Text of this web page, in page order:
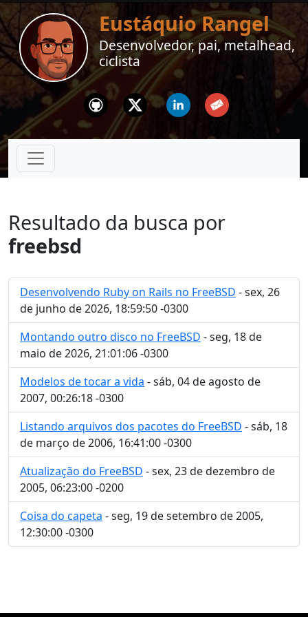
Eustáquio Rangel
Desenvolvedor, pai, metalhead,
ciclista
Github Twitter Linkedin Email
Resultado da busca por
freebsd
Desenvolvendo Ruby on Rails no FreeBSD - sex, 26
de junho de 2026, 18:59:50 -0300
Montando outro disco no FreeBSD - seg, 18 de
maio de 2026, 21:01:06 -0300
Modelos de tocar a vida - sáb, 04 de agosto de
2007, 00:26:18 -0300
Listando arquivos dos pacotes do FreeBSD - sáb, 18
de março de 2006, 16:41:00 -0300
Atualização do FreeBSD - sex, 23 de dezembro de
2005, 06:23:00 -0200
Coisa do capeta - seg, 19 de setembro de 2005,
12:30:00 -0300